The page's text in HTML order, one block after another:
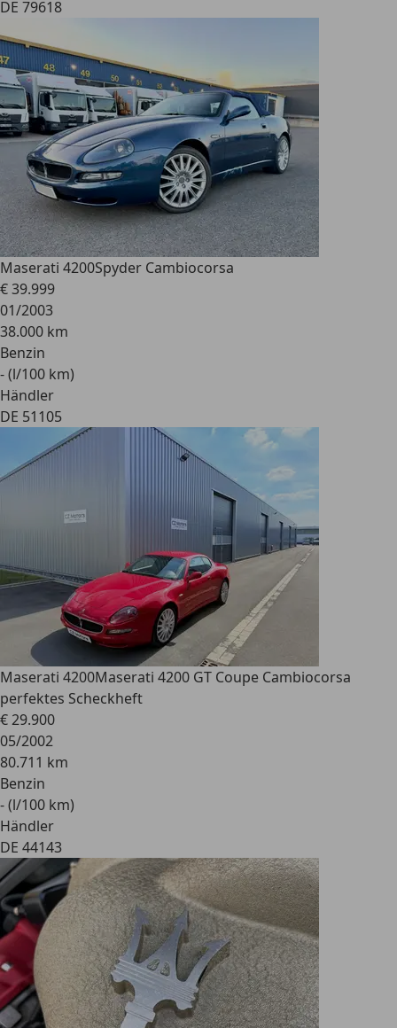
DE 79618
Maserati 4200Spyder Cambiocorsa
€ 39.999
01/2003
38.000 km
Benzin
- (l/100 km)
Händler
DE 51105
Maserati 4200Maserati 4200 GT Coupe Cambiocorsa
perfektes Scheckheft
€ 29.900
05/2002
80.711 km
Benzin
- (l/100 km)
Händler
DE 44143